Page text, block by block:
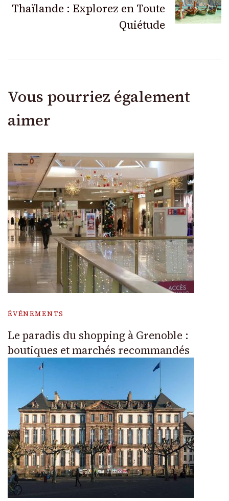
Thaïlande : Explorez en Toute
Quiétude
Vous pourriez également
aimer
ÉVÉNEMENTS
Le paradis du shopping à Grenoble :
boutiques et marchés recommandés